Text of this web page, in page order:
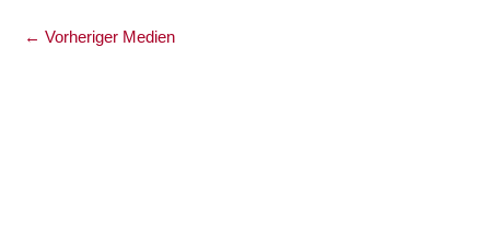
← Vorheriger Medien